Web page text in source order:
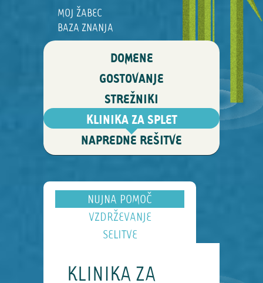
MOJ ŽABEC
BAZA ZNANJA
DOMENE
GOSTOVANJE
STREŽNIKI
KLINIKA ZA SPLET
NAPREDNE REŠITVE
NUJNA POMOČ
VZDRŽEVANJE
SELITVE
KLINIKA ZA